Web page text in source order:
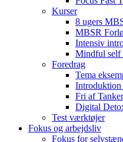
Kurser
8 ugers
MBSR
Intensiv
Mindful self
Foredrag
Tema
Fri af
Digital
Test værktøjer
Fokus og arbejdsliv
Fokus for